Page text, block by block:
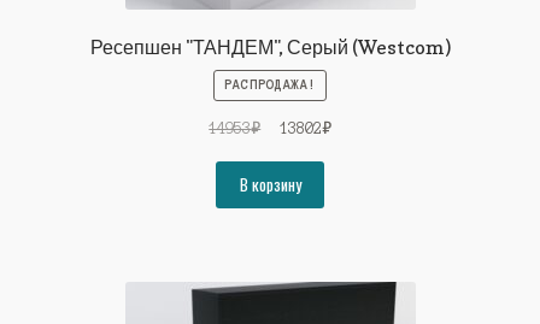
Ресепшен "ТАНДЕМ", Серый (Westcom)
РАСПРОДАЖА!
14953₽
Первоначальная
составляла
14953₽.
13802₽Текущая
В корзину